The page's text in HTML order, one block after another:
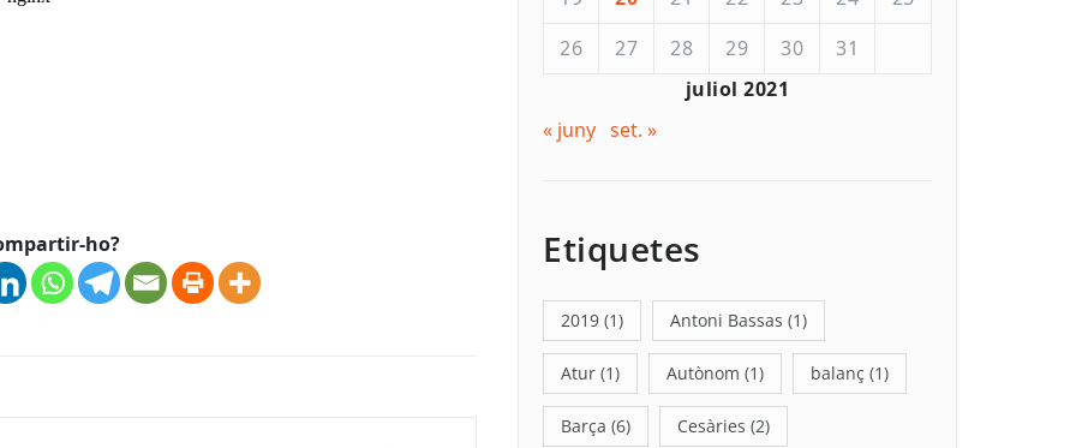
ho?
juliol 2021
26
27 28 29 30 31
« juny set. »
Etiquetes
2019 (1) Antoni Bassas (1)
Atur (1) Autònom (1) balanç (1)
Barça (6) Cesàries (2)